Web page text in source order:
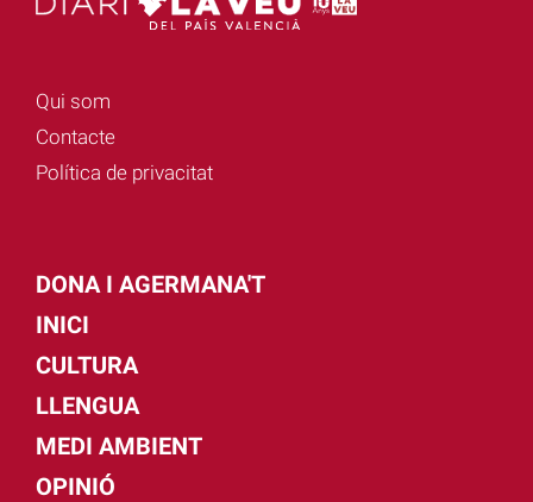
Qui som
Contacte
Política de privacitat
DONA I AGERMANA'T
INICI
CULTURA
LLENGUA
MEDI AMBIENT
OPINIÓ